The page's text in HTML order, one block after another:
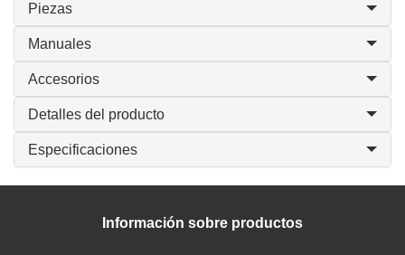
Piezas
Manuales
Accesorios
Detalles del producto
Especificaciones
Información sobre productos